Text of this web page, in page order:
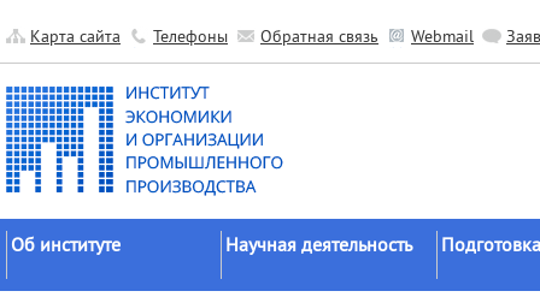
Карта сайта Телефоны Обратная связь Webmail
Об институте Научная деятельность